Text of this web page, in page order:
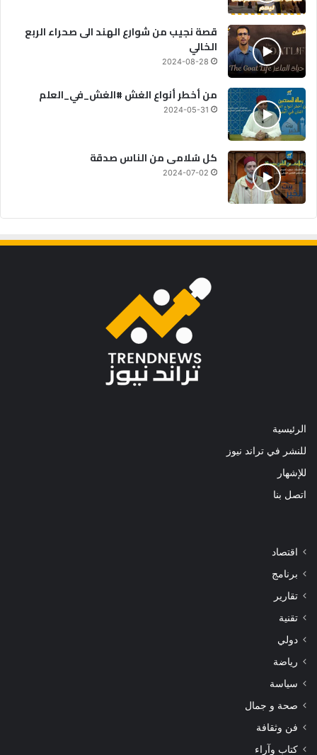
قصة نجيب من شوارع الهند الى صحراء الربع
الخالي
2024-08-28
من أخطر أنواع الغش #الغش_في_العلم
2024-05-31
كل سُلامى من الناس صدقة
2024-07-02
الرئيسية
للنشر في تراند نيوز
للإشهار
اتصل بنا
اقتصاد
برنامج
تقارير
تقنية
دولي
رياضة
سياسة
صحة و جمال
فن وثقافة
كتاب وآراء